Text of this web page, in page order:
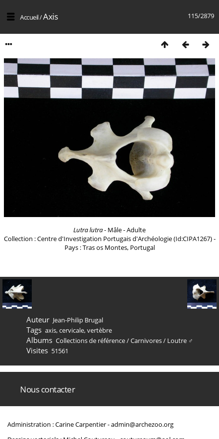
115/2879
Accueil/Axis
Lutra lutra- Mâle - Adulte
Collection : Centre d'Investigation Portugais d'Archéologie (Id:CIPA1267) -
Pays : Tras os Montes, Portugal
Auteur Jean-Philip Brugal
Tags axis,cervicale,vertèbre
Albums Collections de référence/Carnivores/ Loutre ♂
Visites 51561
Nous contacter
Administration : Carine Carpentier -admin@archezoo.org